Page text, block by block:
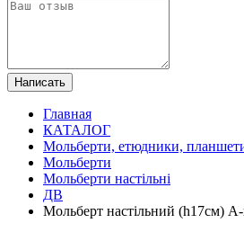
Написать
Главная
КАТАЛОГ
Мольберти, етюдники,
Мольберти
Мольберти настільні
ДВ
Мольберт настільний (h17см)